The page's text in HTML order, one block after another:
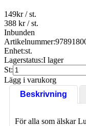
149kr/ st.
388 kr/ st.
Inbunden
Artikelnummer:
Enhet:st.
Lagerstatus:I lager
St:
Lägg i varukorg
Beskrivning
För alla som älskar